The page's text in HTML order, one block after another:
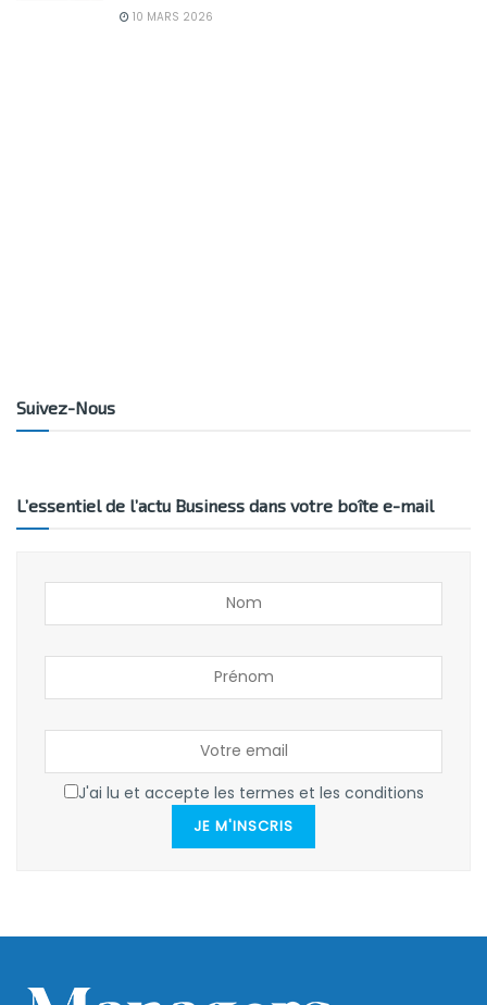
10 MARS 2026
Suivez-Nous
L’essentiel de l’actu Business dans votre boîte e-mail
J'ai lu et accepte les termes et les conditions
JE M'INSCRIS